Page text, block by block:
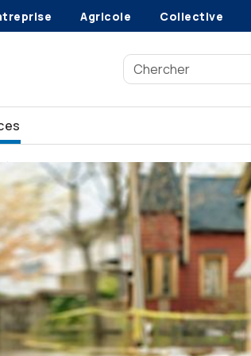
Agricole Collective
ce qui compte Eau multirisque